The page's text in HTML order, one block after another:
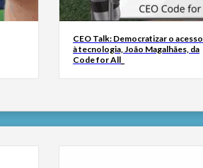
CEO Talk: Democratizar o acesso
à tecnologia, João Magalhães, da
Code for All_